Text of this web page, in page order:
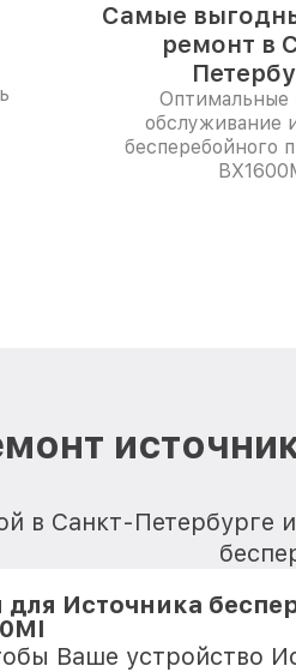
Самые
ремонт в
Оптимальные
обслуживание
бесперебойного
в Санкт-Петербурге
Источника
Ваше устройство